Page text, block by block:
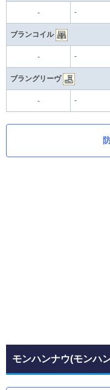
- -
ブランコイル
- -
ブラングリーヴ
- -
モンハンナウ(モンハ